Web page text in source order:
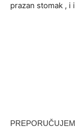
prazan stomak ,